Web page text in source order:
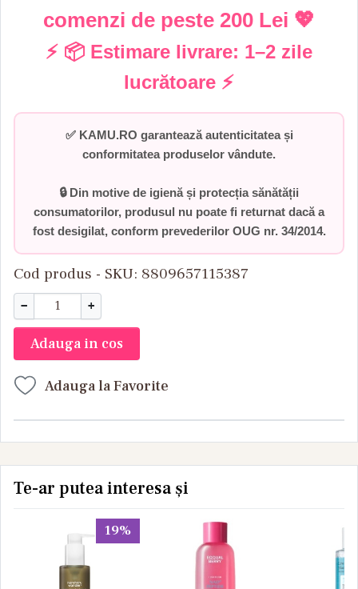
comenzi de peste 200 Lei 💖
⚡ 📦 Estimare livrare: 1–2 zile
lucrătoare ⚡
✅ KAMU.RO garantează autenticitatea și
conformitatea produselor vândute.
🔒 Din motive de igienă și protecția sănătății
consumatorilor, produsul nu poate fi returnat dacă a
fost desigilat, conform prevederilor OUG nr. 34/2014.
Cod produs - SKU 8809657115387
− +
Adauga in cos
Adauga la Favorite
Te-ar putea interesa și
19%